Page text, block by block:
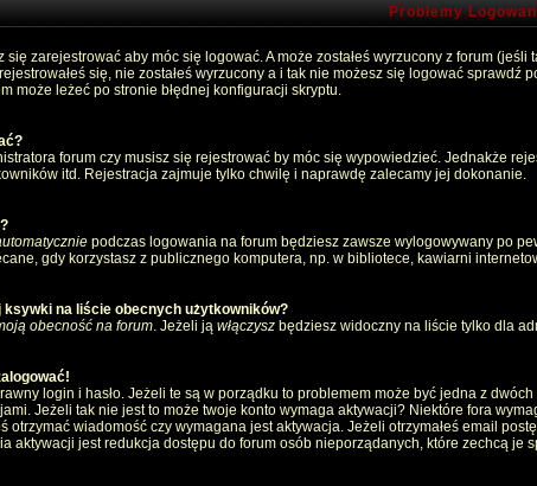
Problemy
się zarejestrować aby móc się logować. A może zostałeś wyrzucony z forum
się, nie zostałeś wyrzucony a i tak nie możesz się logować
może leżeć po stronie błędnej konfiguracji skryptu.
forum czy musisz się rejestrować by móc się wypowiedzieć. Jednakże
itd. Rejestracja zajmuje tylko chwilę i naprawdę zalecamy jej dokonanie.
podczas logowania na forum będziesz zawsze wylogowywany po
gdy korzystasz z publicznego komputera, np. w bibliotece, kawiarni
na liście obecnych użytkowników?
obecność na forum. Jeżeli ją włączysz będziesz widoczny na liście tylko dla
login i hasło. Jeżeli te są w porządku to problemem może być jedna z
Jeżeli tak nie jest to może twoje konto wymaga aktywacji? Niektóre fora
wiadomość czy wymagana jest aktywacja. Jeżeli otrzymałeś email
aktywacji jest redukcja dostępu do forum osób nieporządanych, które zechcą